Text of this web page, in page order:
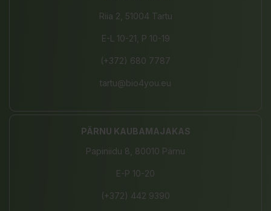
Riia 2, 51004 Tartu
E-L 10-21, P 10-19
(+372) 680 7787
tartu@bio4you.eu
PÄRNU KAUBAMAJAKAS
Papiniidu 8, 80010 Pärnu
E-P 10-20
(+372) 442 9390